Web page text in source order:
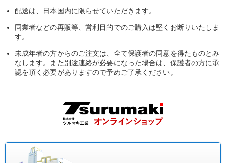
配送は、日本国内に限らせていただきます。
同業者などの再販等、営利目的でのご購入は堅くお断りいたしま
す。
未成年者の方からのご注文は、全て保護者の同意を得たものとみ
なします。また別途連絡が必要になった場合は、保護者の方に承
認を頂く必要がありますので予めご了承ください。